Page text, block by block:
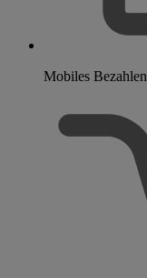
Mobiles Bezahlen